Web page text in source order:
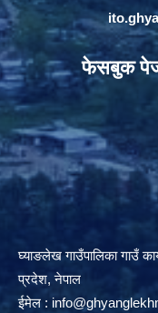
फेसबुक
घ्याङलेख गाउँपालिका गाउँ
प्रदेश, नेपाल
ईमेल :